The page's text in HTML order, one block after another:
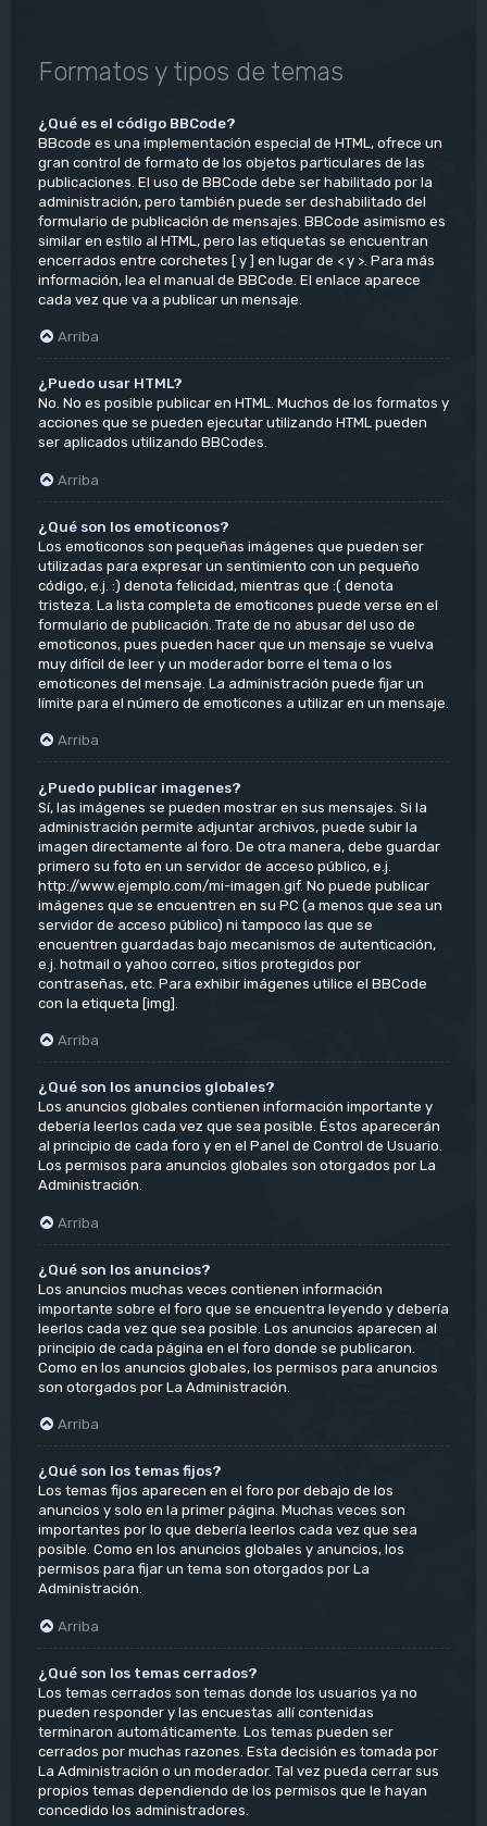
Formatos y tipos de temas
¿Qué es el código BBCode?
BBcode es una implementación especial de HTML, ofrece un
gran control de formato de los objetos particulares de las
publicaciones. El uso de BBCode debe ser habilitado por la
administración, pero también puede ser deshabilitado del
formulario de publicación de mensajes. BBCode asimismo es
similar en estilo al HTML, pero las etiquetas se encuentran
encerrados entre corchetes [ y ] en lugar de < y >. Para más
información, lea el manual de BBCode. El enlace aparece
cada vez que va a publicar un mensaje.
Arriba
¿Puedo usar HTML?
No. No es posible publicar en HTML. Muchos de los formatos y
acciones que se pueden ejecutar utilizando HTML pueden
ser aplicados utilizando BBCodes.
Arriba
¿Qué son los emoticonos?
Los emoticonos son pequeñas imágenes que pueden ser
utilizadas para expresar un sentimiento con un pequeño
código, e.j. :) denota felicidad, mientras que :( denota
tristeza. La lista completa de emoticones puede verse en el
formulario de publicación. Trate de no abusar del uso de
emoticonos, pues pueden hacer que un mensaje se vuelva
muy difícil de leer y un moderador borre el tema o los
emoticones del mensaje. La administración puede fijar un
límite para el número de emoticones a utilizar en un mensaje.
Arriba
¿Puedo publicar imagenes?
Sí, las imágenes se pueden mostrar en sus mensajes. Si la
administración permite adjuntar archivos, puede subir la
imagen directamente al foro. De otra manera, debe guardar
primero su foto en un servidor de acceso público, e.j.
http://www.ejemplo.com/mi-imagen.gif. No puede publicar
imágenes que se encuentren en su PC (a menos que sea un
servidor de acceso público) ni tampoco las que se
encuentren guardadas bajo mecanismos de autenticación,
e.j. hotmail o yahoo correo, sitios protegidos por
contraseñas, etc. Para exhibir imágenes utilice el BBCode
con la etiqueta [img].
Arriba
¿Qué son los anuncios globales?
Los anuncios globales contienen información importante y
debería leerlos cada vez que sea posible. Éstos aparecerán
al principio de cada foro y en el Panel de Control de Usuario.
Los permisos para anuncios globales son otorgados por La
Administración.
Arriba
¿Qué son los anuncios?
Los anuncios muchas veces contienen información
importante sobre el foro que se encuentra leyendo y debería
leerlos cada vez que sea posible. Los anuncios aparecen al
principio de cada página en el foro donde se publicaron.
Como en los anuncios globales, los permisos para anuncios
son otorgados por La Administración.
Arriba
¿Qué son los temas fijos?
Los temas fijos aparecen en el foro por debajo de los
anuncios y solo en la primer página. Muchas veces son
importantes por lo que debería leerlos cada vez que sea
posible. Como en los anuncios globales y anuncios, los
permisos para fijar un tema son otorgados por La
Administración.
Arriba
¿Qué son los temas cerrados?
Los temas cerrados son temas donde los usuarios ya no
pueden responder y las encuestas allí contenidas
terminaron automáticamente. Los temas pueden ser
cerrados por muchas razones. Esta decisión es tomada por
La Administración o un moderador. Tal vez pueda cerrar sus
propios temas dependiendo de los permisos que le hayan
concedido los administradores.